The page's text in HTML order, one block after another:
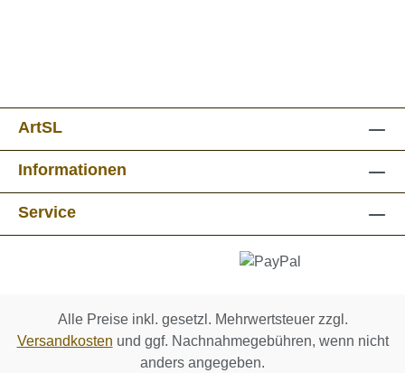
ArtSL
Informationen
Service
Alle Preise inkl. gesetzl. Mehrwertsteuer zzgl.
Versandkosten und ggf. Nachnahmegebühren, wenn nicht
anders angegeben.